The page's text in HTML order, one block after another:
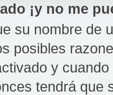
¡y no me
su nombre de
posibles
y
tendrá que